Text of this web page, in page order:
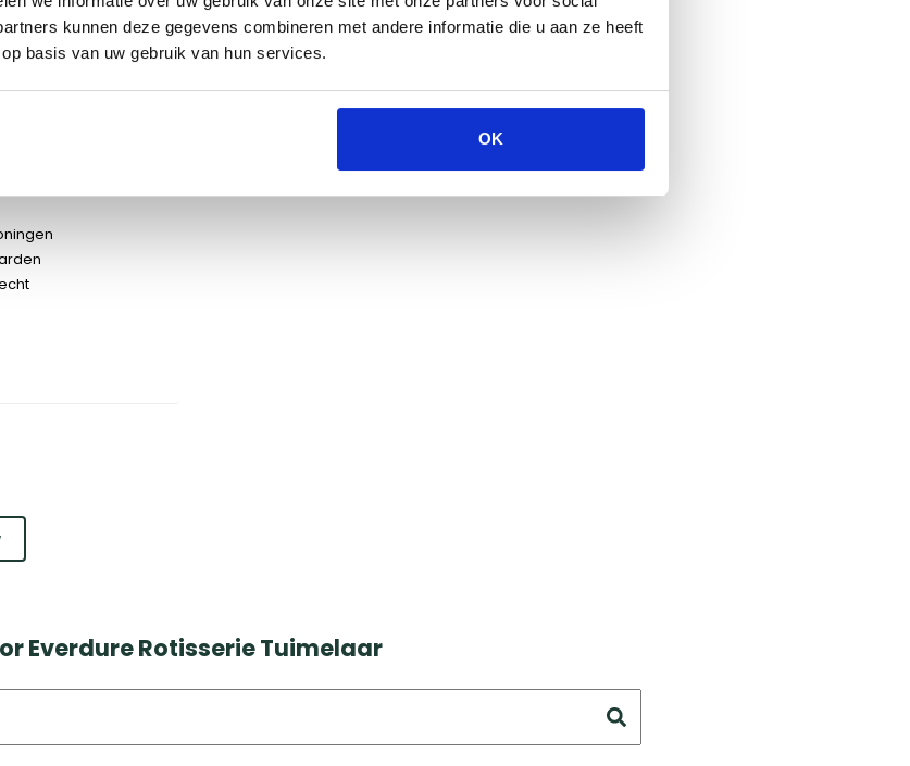
kunnen deze gegevens combineren met andere informatie die u aan ze heeft
basis van uw gebruik van hun services.
OK
met je Everdure barbecue.
Everdure Rotisserie Tuimelaar